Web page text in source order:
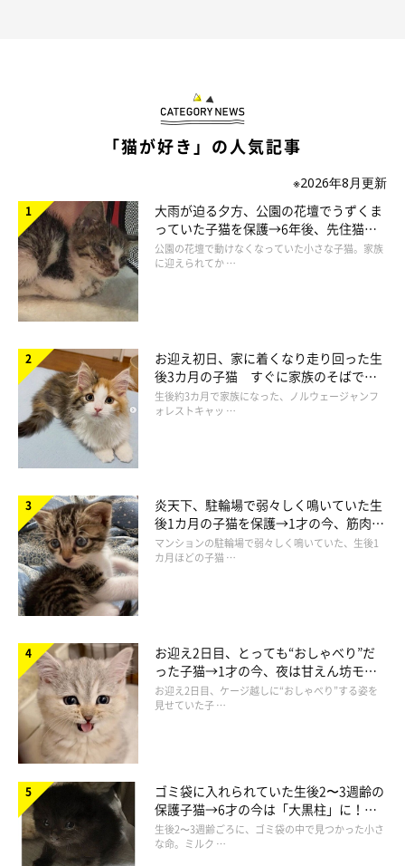
モアちゃんは「甘え上手でお嬢様のような
コ」に成長
優雅にくつろぐモアちゃん。
@bearmoablackcat
飼い主さん家族のもとで、のびのびと暮らしているモアちゃん。
のようなコ」
に成長したそう。
「猫が好き」の人気記事
※2026年8月更新
大雨が迫る夕方、公園の花壇でうずくま
っていた子猫を保護→6年後、先住猫
と“姉妹”のような関係に
公園の花壇で動けなくなっていた小さな子猫。家族
に迎えられてか …
お迎え初日、家に着くなり走り回った生
後3カ月の子猫 すぐに家族のそばで落
ち着く姿に「迎えてよかった」
生後約3カ月で家族になった、ノルウェージャンフ
ォレストキャッ …
炎天下、駐輪場で弱々しく鳴いていた生
後1カ月の子猫を保護→1才の今、筋肉質
でツンデレなコに成長
マンションの駐輪場で弱々しく鳴いていた、生後1
カ月ほどの子猫 …
お迎え2日目、とっても“おしゃべり”だ
った子猫→1才の今、夜は甘えん坊モー
ドになるコに成長！
お迎え2日目、ケージ越しに“おしゃべり”する姿を
見せていた子 …
ゴミ袋に入れられていた生後2〜3週齢の
保護子猫→6才の今は「大黒柱」に！
美しい黒猫に成長した姿にグッとくる
生後2〜3週齢ごろに、ゴミ袋の中で見つかった小さ
な命。ミルク …